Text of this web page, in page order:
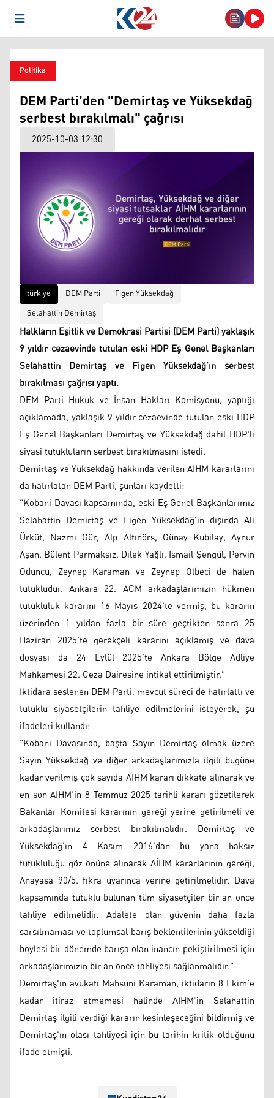
Open Menu
Politika
DEM Parti’den "Demirtaş ve Yüksekdağ
serbest bırakılmalı" çağrısı
2025-10-03 12:30
türkiye DEM Parti
Figen Yüksekdağ
Selahattin Demirtaş
Halkların Eşitlik ve Demokrasi Partisi (DEM Parti) yaklaşık
9 yıldır cezaevinde tutulan eski HDP Eş Genel Başkanları
Selahattin Demirtaş ve Figen Yüksekdağ’ın serbest
bırakılması çağrısı yaptı.
DEM Parti Hukuk ve İnsan Hakları Komisyonu, yaptığı
açıklamada, yaklaşık 9 yıldır cezaevinde tutulan eski HDP
Eş Genel Başkanları Demirtaş ve Yüksekdağ dahil HDP'li
siyasi tutukluların serbest bırakılmasını istedi.
Demirtaş ve Yüksekdağ hakkında verilen AİHM kararlarını
da hatırlatan DEM Parti, şunları kaydetti:
"Kobani Davası kapsamında, eski Eş Genel Başkanlarımız
Selahattin Demirtaş ve Figen Yüksekdağ’ın dışında Ali
Ürküt, Nazmi Gür, Alp Altınörs, Günay Kubilay, Aynur
Aşan, Bülent Parmaksız, Dilek Yağlı, İsmail Şengül, Pervin
Oduncu, Zeynep Karaman ve Zeynep Ölbeci de halen
tutukludur. Ankara 22. ACM arkadaşlarımızın hükmen
tutukluluk kararını 16 Mayıs 2024’te vermiş, bu kararın
üzerinden 1 yıldan fazla bir süre geçtikten sonra 25
Haziran 2025’te gerekçeli kararını açıklamış ve dava
dosyası da 24 Eylül 2025’te Ankara Bölge Adliye
Mahkemesi 22. Ceza Dairesine intikal ettirilmiştir."
İktidara seslenen DEM Parti, mevcut süreci de hatırlattı ve
tutuklu siyasetçilerin tahliye edilmelerini isteyerek, şu
ifadeleri kullandı:
"Kobani Davasında, başta Sayın Demirtaş olmak üzere
Sayın Yüksekdağ ve diğer arkadaşlarımızla ilgili bugüne
kadar verilmiş çok sayıda AİHM kararı dikkate alınarak ve
en son AİHM’in 8 Temmuz 2025 tarihli kararı gözetilerek
Bakanlar Komitesi kararının gereği yerine getirilmeli ve
arkadaşlarımız serbest bırakılmalıdır. Demirtaş ve
Yüksekdağ’ın 4 Kasım 2016’dan bu yana haksız
tutukluluğu göz önüne alınarak AİHM kararlarının gereği,
Anayasa 90/5. fıkra uyarınca yerine getirilmelidir. Dava
kapsamında tutuklu bulunan tüm siyasetçiler bir an önce
tahliye edilmelidir. Adalete olan güvenin daha fazla
sarsılmaması ve toplumsal barış beklentilerinin yükseldiği
böylesi bir dönemde barışa olan inancın pekiştirilmesi için
arkadaşlarımızın bir an önce tahliyesi sağlanmalıdır."
Demirtaş'ın avukatı Mahsuni Karaman, iktidarın 8 Ekim’e
kadar itiraz etmemesi halinde AİHM’in Selahattin
Demirtaş ilgili verdiği kararın kesinleşeceğini bildirmiş ve
Demirtaş'ın olası tahliyesi için bu tarihin kritik olduğunu
ifade etmişti.